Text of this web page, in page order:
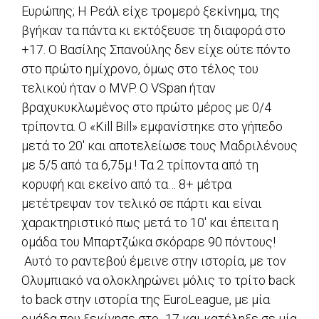
Ευρώπης; Η Ρεάλ είχε τρομερό ξεκίνημα, της
βγήκαν τα πάντα κι εκτόξευσε τη διαφορά στο
+17. Ο Βασίλης Σπανούλης δεν είχε ούτε πόντο
στο πρώτο ημίχρονο, όμως στο τέλος του
τελικού ήταν ο MVP. O VSpan ήταν
βραχυκυκλωμένος στο πρώτο μέρος με 0/4
τρίποντα. Ο «Kill Bill» εμφανίστηκε στο γήπεδο
μετά το 20′ και αποτελείωσε τους Μαδριλένους
με 5/5 από τα 6,75μ.! Τα 2 τρίποντα από τη
κορυφή και εκείνο από τα… 8+ μέτρα
μετέτρεψαν τον τελικό σε πάρτι και είναι
χαρακτηριστικό πως μετά το 10′ και έπειτα η
ομάδα του Μπαρτζώκα σκόραρε 90 πόντους!
Αυτό το ραντεβού έμεινε στην ιστορία, με τον
Ολυμπιακό να ολοκληρώνει μόλις το τρίτο back
to back στην ιστορία της EuroLeague, με μία